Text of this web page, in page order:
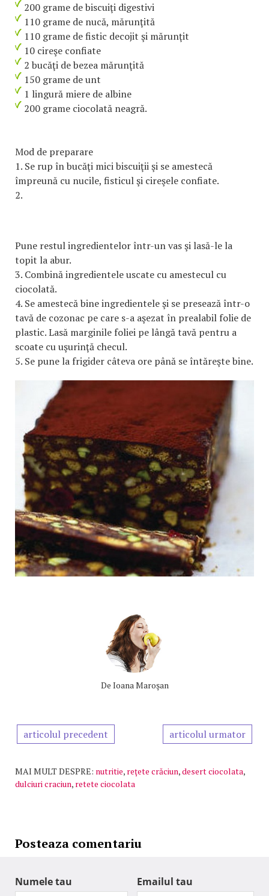
200 grame de biscuiţi digestivi
110 grame de nucă, mărunţită
110 grame de fistic decojit şi mărunţit
10 cireşe confiate
2 bucăţi de bezea mărunţită
150 grame de unt
1 lingură miere de albine
200 grame ciocolată neagră.
Mod de preparare
1. Se rup în bucăţi mici biscuiţii şi se amestecă
împreună cu nucile, fisticul şi cireşele confiate.
2.
Pune restul ingredientelor într-un vas şi lasă-le la
topit la abur.
3. Combină ingredientele uscate cu amestecul cu
ciocolată.
4. Se amestecă bine ingredientele şi se presează într-o
tavă de cozonac pe care s-a aşezat în prealabil folie de
plastic. Lasă marginile foliei pe lângă tavă pentru a
scoate cu uşurinţă checul.
5. Se pune la frigider câteva ore până se întăreşte bine.
De Ioana Maroşan
articolul precedent articolul urmator
MAI MULT DESPRE: nutritie, reţete crăciun,desert ciocolata,
dulciuri craciun, retete ciocolata
Posteaza comentariu
Numele tau Emailul tau